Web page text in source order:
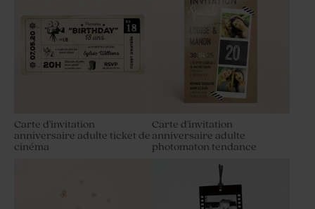
Carte d'invitation
anniversaire adulte ticket de
cinéma
Carte d'invitation
anniversaire adulte
photomaton tendance